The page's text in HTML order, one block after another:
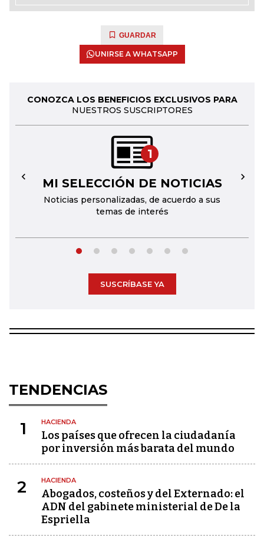
GUARDAR
UNIRSE A WHATSAPP
CONOZCA LOS BENEFICIOS EXCLUSIVOS PARA
NUESTROS SUSCRIPTORES
1
MI SELECCIÓN DE NOTICIAS
Noticias personalizadas, de acuerdo a sus
temas de interés
← →
SUSCRÍBASE YA
TENDENCIAS
1 HACIENDA
Los países que ofrecen la ciudadanía
por inversión más barata del mundo
2 HACIENDA
Abogados, costeños y del Externado: el
ADN del gabinete ministerial de De la
Espriella